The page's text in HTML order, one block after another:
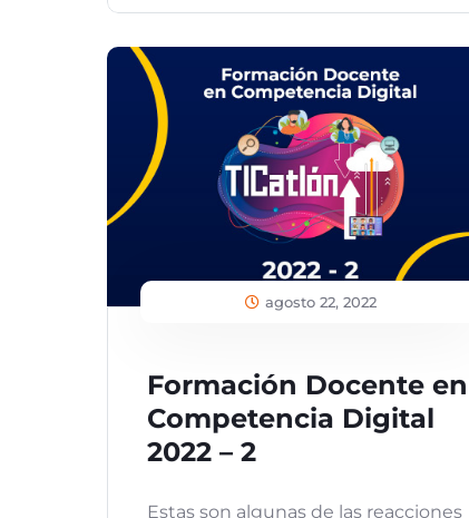
agosto 22, 2022
Formación Docente en
Competencia Digital
2022 – 2
Estas son algunas de las reacciones